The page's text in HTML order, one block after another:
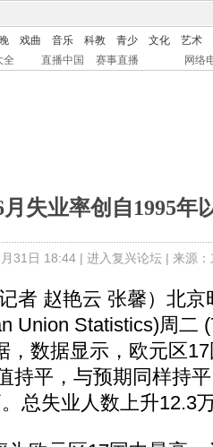
戏曲 音乐 科教 青少 文化
艺术
全 直播中国 赛事直播 网络
月失业率创自1995年
31日 18:44 | 进入复兴论坛| 来源
赵艳云 张馨）北京
Union Statistics)周二
，数据显示，欧元区
持平，与预期同样持
总失业人数上升12.3